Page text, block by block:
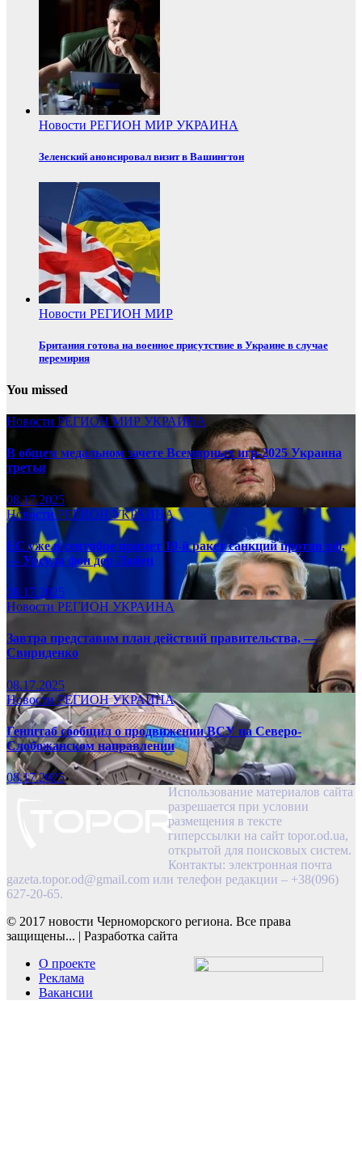
Новости РЕГИОН МИР УКРАИНА
Зеленский анонсировал визит в Вашингтон
Новости РЕГИОН МИР
Британия готова на военное присутствие в Украине в случае
перемирия
You missed
Новости РЕГИОНМИР УКРАИНА
В общем медальном зачете Всемирных игр-2025 Украина
третья
08.17.2025
НовостиРЕГИОНУКРАИНА
ЕС уже в сентябре примет 19-й ракет санкций против рф,
— Урсула фон дер Ляйен
08.17.2025
Новости РЕГИОН УКРАИНА
Завтра представим план действий правительства, —
Свириденко
08.17.2025
НовостиРЕГИОНУКРАИНА
Генштаб сообщил о продвижении ВСУ на Северо-
Слобожанском направлении
08.17.2025
Использование материалов сайта
разрешается при условии
размещения в тексте
гиперссылки на сайт topor.od.ua,
открытой для поисковых систем.
Контакты: электронная почта
gazeta.topor.od@gmail.com или телефон редакции – +38(096)
627-20-65.
© 2017 новости Черноморского региона. Все права
защищены... | Разработка сайта
О проекте
Реклама
Вакансии